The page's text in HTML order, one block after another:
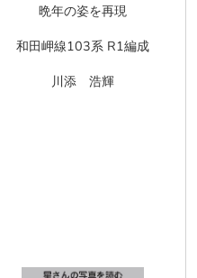
晩年の姿を再現
和田岬線103系 R1編成
川添 浩輝